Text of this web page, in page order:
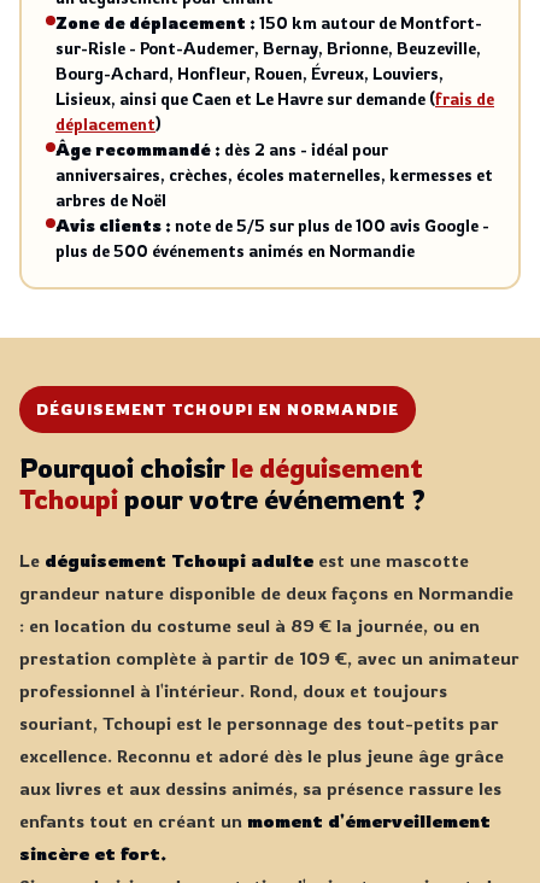
Zone de déplacement :150 km autour de Montfort-
sur-Risle - Pont-Audemer, Bernay, Brionne, Beuzeville,
Bourg-Achard, Honfleur, Rouen, Évreux, Louviers,
Lisieux, ainsi que Caen et Le Havre sur demande (frais de
déplacement)
Âge recommandé : dès 2 ans - idéal pour
anniversaires, crèches, écoles maternelles, kermesses et
arbres de Noël
Avis clients :note de 5/5 sur plus de 100 avis Google -
plus de 500 événements animés en Normandie
DÉGUISEMENT TCHOUPI EN NORMANDIE
Pourquoi choisirle déguisement
Tchoupipour votre événement ?
Le déguisement Tchoupi adulte est une mascotte
grandeur nature disponible de deux façons en Normandie
: en location du costume seul à 89 € la journée, ou en
prestation complète à partir de 109 €, avec un animateur
professionnel à l'intérieur. Rond, doux et toujours
souriant, Tchoupi est le personnage des tout-petits par
excellence. Reconnu et adoré dès le plus jeune âge grâce
aux livres et aux dessins animés, sa présence rassure les
enfants tout en créant un moment d'émerveillement
sincère et fort.